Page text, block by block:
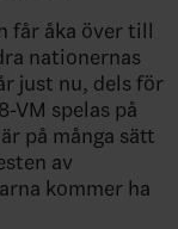
får åka över till
nationernas
just nu, dels för
VM spelas på
på många sätt
av
kommer ha